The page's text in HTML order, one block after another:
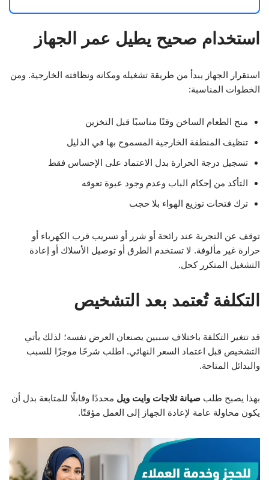
استخدام صحيح يطيل عمر الجهاز
استقرار الجهاز يبدأ من طريقة تشغيله ومكانه ونظافته الخارجية. ومن
الخطوات المناسبة:
منح الطعام الساخن وقتًا مناسبًا قبل التخزين
تنظيف المنطقة الخارجية المسموح بها في الدليل
تسجيل درجة الحرارة بدل الاعتماد على الإحساس فقط
التأكد من إحكام الباب وعدم وجود عبوة تعوقه
ترك فتحات توزيع الهواء بلا حجب
توقف عن التجربة عند رائحة أو شرر أو تسريب قرب الكهرباء أو
حرارة غير مألوفة. لا تستخدم الطرق أو توصيل الأسلاك أو إعادة
التشغيل المتكرر كحل.
التكلفة تُعتمد بعد التشخيص
قد تتغير التكلفة باختلاف سببين يصنعان العرض نفسه؛ لذلك يأتي
التشخيص قبل اعتماد السعر النهائي. اطلب شرحًا موجزًا للسبب
والبدائل المتاحة.
بهذا يصبح طلب صيانة ثلاجات وايت ويل محددًا وقابلًا للمتابعة بدل أن
يكون محاولة عامة لإعادة الجهاز إلى العمل مؤقتًا.